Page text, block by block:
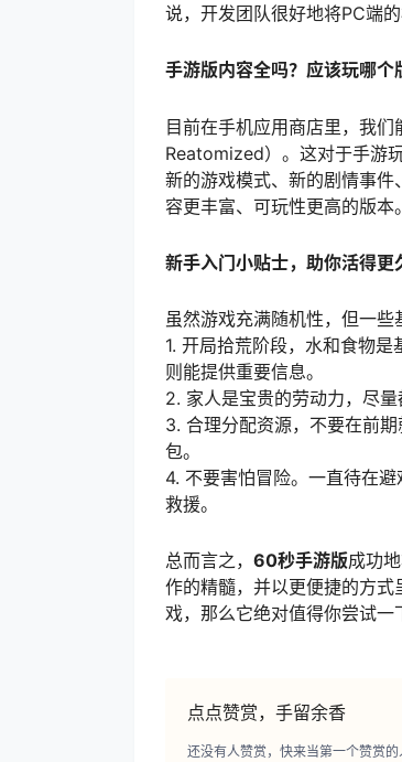
说，开发团队很好地将PC端
手游版内容全吗？应该玩哪个
目前在手机应用商店里，我
Reatomized）。这对于手游
新的游戏模式、新的剧情事
容更丰富、可玩性更高的版
新手入门小贴士，助你活得更
虽然游戏充满随机性，但一些
1. 开局拾荒阶段，水和食物
则能提供重要信息。
2. 家人是宝贵的劳动力，尽
3. 合理分配资源，不要在前
包。
4. 不要害怕冒险。一直待在
救援。
总而言之， 60秒手游版成功
作的精髓，并以更便捷的方
戏，那么它绝对值得你尝试一
点点赞赏，手留余香
还没有人赞赏，快来当第一个赞赏的